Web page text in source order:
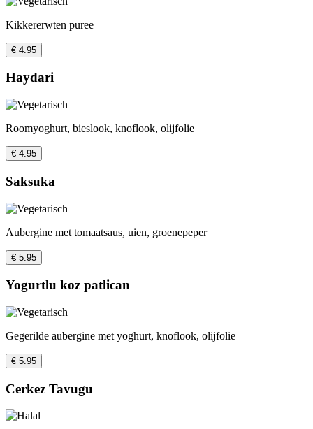
Kikkererwten puree
€ 4.95
Haydari
Roomyoghurt, bieslook, knoflook, olijfolie
€ 4.95
Saksuka
Aubergine met tomaatsaus, uien, groenepeper
€ 5.95
Yogurtlu koz patlican
Gegerilde aubergine met yoghurt, knoflook, olijfolie
€ 5.95
Cerkez Tavugu